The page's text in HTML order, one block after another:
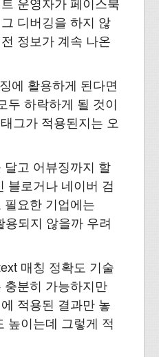
디버깅을 하지 않
정보가 계속 나온
에 활용하게 된다면
두 하락하게 될 것이
그가 적용된지는 오
고 어뷰징까지 할
블로거나 네이버 검
요한 기업에는
되지 않을까 우려
매칭 정확도 기술
분히 가능하지만
적용된 결과만 놓
높이는데 그렇게 적